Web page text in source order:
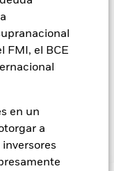
FMI, el BCE
en un
a
podrá ver un
fondo: las clases de
mediante la
el listado
con cobertura de
a la sociedad
Mostrar menos